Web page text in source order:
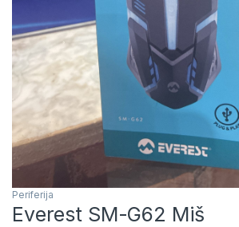
Periferija
Everest SM-G62 Miš